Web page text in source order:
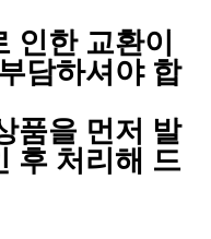
인한 교환이
담하셔야 합
품을 먼저 발
후 처리해 드